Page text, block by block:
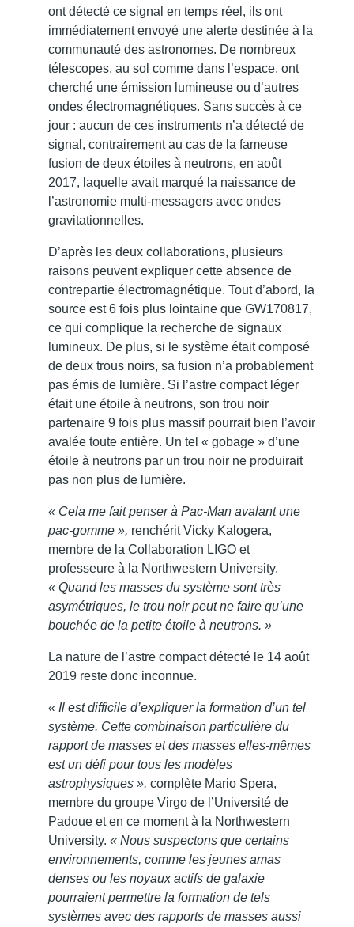
ont détecté ce signal en temps réel, ils ont
immédiatement envoyé une alerte destinée à la
communauté des astronomes. De nombreux
télescopes, au sol comme dans l’espace, ont
cherché une émission lumineuse ou d’autres
ondes électromagnétiques. Sans succès à ce
jour : aucun de ces instruments n’a détecté de
signal, contrairement au cas de la fameuse
fusion de deux étoiles à neutrons, en août
2017, laquelle avait marqué la naissance de
l’astronomie multi-messagers avec ondes
gravitationnelles.
D’après les deux collaborations, plusieurs
raisons peuvent expliquer cette absence de
contrepartie électromagnétique. Tout d’abord, la
source est 6 fois plus lointaine que GW170817,
ce qui complique la recherche de signaux
lumineux. De plus, si le système était composé
de deux trous noirs, sa fusion n’a probablement
pas émis de lumière. Si l’astre compact léger
était une étoile à neutrons, son trou noir
partenaire 9 fois plus massif pourrait bien l’avoir
avalée toute entière. Un tel « gobage » d’une
étoile à neutrons par un trou noir ne produirait
pas non plus de lumière.
« Cela me fait penser à Pac-Man avalant une
pac-gomme », renchérit Vicky Kalogera,
membre de la Collaboration LIGO et
professeure à la Northwestern University.
« Quand les masses du système sont très
asymétriques, le trou noir peut ne faire qu’une
bouchée de la petite étoile à neutrons. »
La nature de l’astre compact détecté le 14 août
2019 reste donc inconnue.
« Il est difficile d’expliquer la formation d’un tel
système. Cette combinaison particulière du
rapport de masses et des masses elles-mêmes
est un défi pour tous les modèles
astrophysiques », complète Mario Spera,
membre du groupe Virgo de l’Université de
Padoue et en ce moment à la Northwestern
University. « Nous suspectons que certains
environnements, comme les jeunes amas
denses ou les noyaux actifs de galaxie
pourraient permettre la formation de tels
systèmes avec des rapports de masses aussi